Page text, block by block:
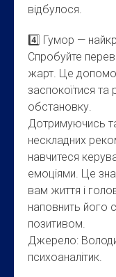
відбулося.
4️⃣ Гумор —
Спробуйте
жарт. Це
заспокоїтися та
обстановку.
Дотримуючись
нескладних
навчитеся
емоціями. Це
вам життя і
наповнить його
позитивом.
Джерело:
психоаналітик.